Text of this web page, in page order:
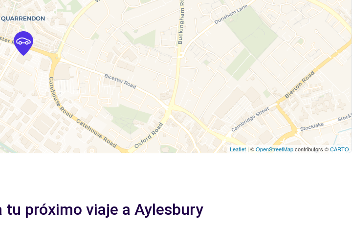
Leaflet | ©OpenStreetMapcontributors ©CARTO
próximo viaje a Aylesbury